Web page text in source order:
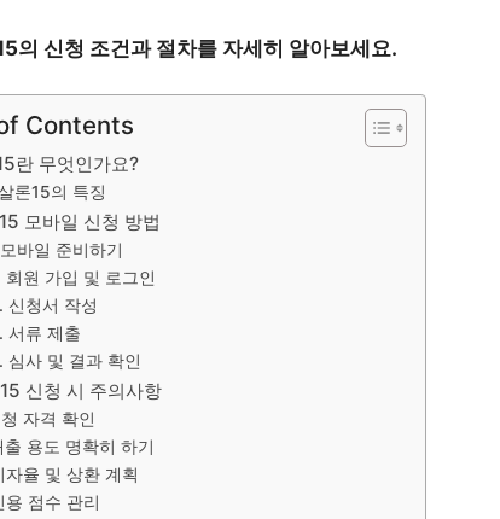
의 신청 조건과 절차를 자세히 알아보세요.
Contents
란 무엇인가요?
론15의 특징
모바일 신청 방법
바일 준비하기
회원 가입 및 로그인
신청서 작성
서류 제출
심사 및 결과 확인
신청 시 주의사항
자격 확인
출 용도 명확히 하기
자율 및 상환 계획
용 점수 관리